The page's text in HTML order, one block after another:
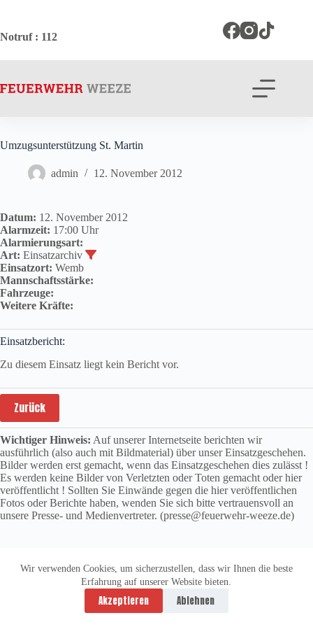
springen
Wir verwenden Cookies, um sicherzustellen, dass wir Ihnen die beste
Erfahrung auf unserer Website bieten.
Akzeptieren Ablehnen
Notruf: 112
Umzugsunterstützung St. Martin
admin 12. November 2012
Datum: 12. November 2012
Alarmzeit: 17:00 Uhr
Alarmierungsart:
Art: Einsatzarchiv
Einsatzort: Wemb
Mannschaftsstärke:
Fahrzeuge:
Weitere Kräfte:
Einsatzbericht:
Zu diesem Einsatz liegt kein Bericht vor.
Zurück
Wichtiger Hinweis: Auf unserer Internetseite berichten wir
ausführlich (also auch mit Bildmaterial) über unser Einsatzgeschehen.
Bilder werden erst gemacht, wenn das Einsatzgeschehen dies zulässt !
Es werden keine Bilder von Verletzten oder Toten gemacht oder hier
veröffentlicht ! Sollten Sie Einwände gegen die hier veröffentlichen
Fotos oder Berichte haben, wenden Sie sich bitte vertrauensvoll an
unsere Presse- und Medienvertreter. (presse@feuerwehr-weeze.de)
Datenschutzerklärung
Impressum
Copyright © 2026 -
vitolution